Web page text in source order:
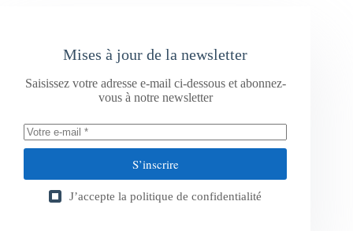
Mises à jour de la newsletter
Saisissez votre adresse e-mail ci-dessous et abonnez-
vous à notre newsletter
S’inscrire
J’accepte la politique de confidentialité